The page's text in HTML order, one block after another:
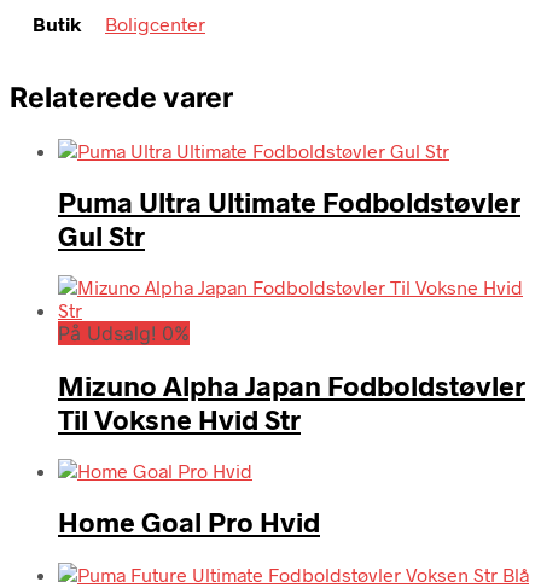
Butik Boligcenter
Relaterede varer
Puma Ultra Ultimate Fodboldstøvler
Gul Str
På Udsalg! 0%
Mizuno Alpha Japan Fodboldstøvler
Til Voksne Hvid Str
Home Goal Pro Hvid